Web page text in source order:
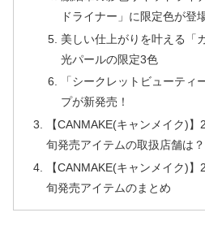
ドライナー」に限定色が登
美しい仕上がりを叶える「
光パールの限定3色
「シークレットビューティ
プが新発売！
【CANMAKE(キャンメイク)
旬発売アイテムの取扱店舗は？
【CANMAKE(キャンメイク)
旬発売アイテムのまとめ